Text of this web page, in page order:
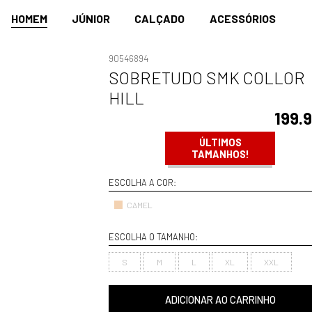
HOMEM JÚNIOR CALÇADO ACESSÓRIOS
90546894
SOBRETUDO SMK COLLOR
HILL
ÚLTIMOS
TAMANHOS!
ESCOLHA A COR:
CAMEL
ESCOLHA O TAMANHO:
S M L XL XXL
ADICIONAR AO CARRINHO